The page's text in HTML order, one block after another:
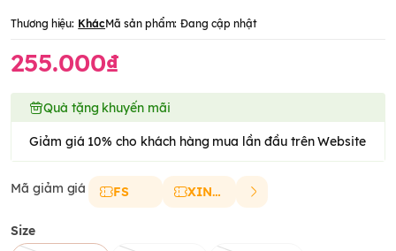
Thương hiệu: KhácMã sản phẩm: Đang cập nhật
255.000₫
Quà tặng khuyến mãi
Giảm giá 10% cho khách hàng mua lần đầu trên Website
Mã giảm giá FS XINCHAO
Size